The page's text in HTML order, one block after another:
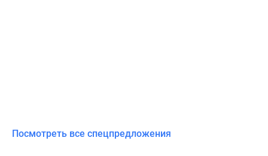
Посмотреть все спецпредложения